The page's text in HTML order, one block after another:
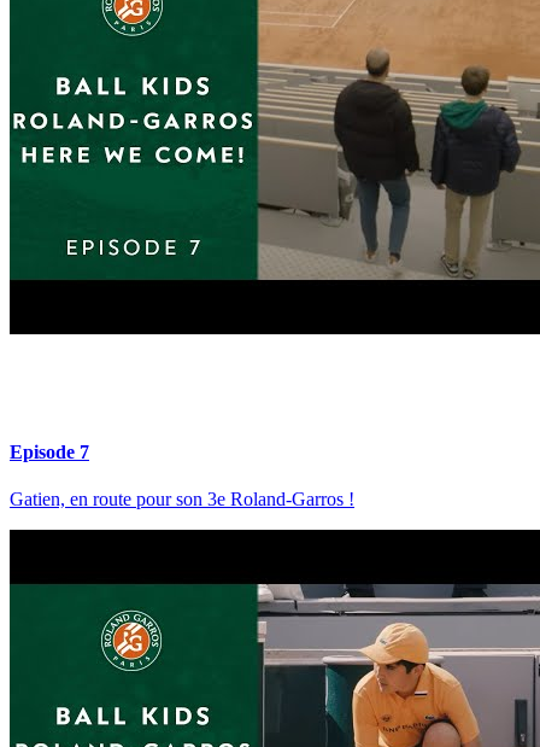
Episode 7
Gatien, en route pour son 3e Roland-Garros !